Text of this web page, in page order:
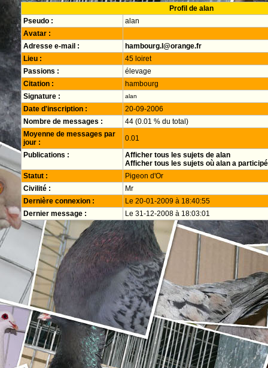
Profil de alan
Pseudo :
alan
Avatar :
Adresse e-mail :
hambourg.l@orange.fr
Lieu :
45 loiret
Passions :
élevage
Citation :
hambourg
Signature :
alan
Date d'inscription :
20-09-2006
Nombre de messages :
44 (0.01 % du total)
Moyenne de messages par
jour :
0.01
Publications :
Afficher tous les sujets de alan
Afficher tous les sujets où alan a participé
Statut :
Pigeon d'Or
Civilité :
Mr
Dernière connexion :
Le 20-01-2009 à 18:40:55
Dernier message :
Le 31-12-2008 à 18:03:01